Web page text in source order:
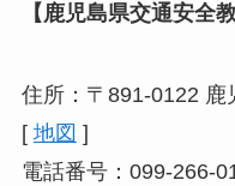
【鹿児島県交通安全
住所：〒891-0122 鹿
[ 地図 ]
電話番号：099-266-